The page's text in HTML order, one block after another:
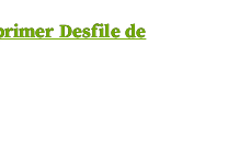
Desfile de